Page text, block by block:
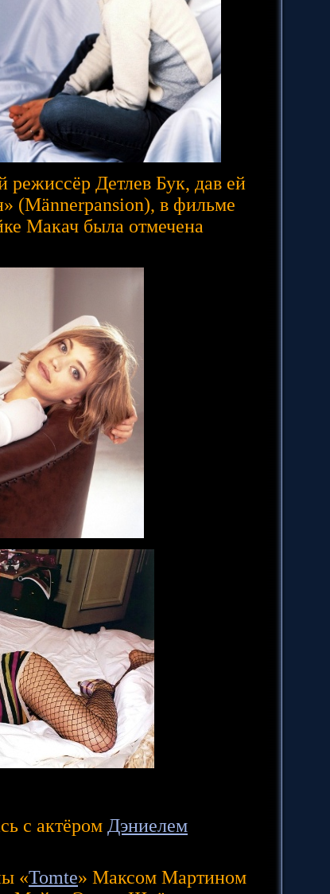
Детлев Бук, дав ей
(Männerpansion), в фильме
Макач была отмечена
с актёром Дэниелем
«Tomte» Максом Мартином